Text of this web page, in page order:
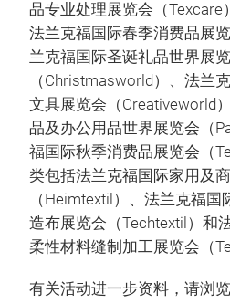
品专业处理展览会（
法兰克福国际春季消费品展
兰克福国际圣诞礼品世界展
（Christmasworld）、法兰
文具展览会（Creativeworld
品及办公用品世界展览会（
福国际秋季消费品展览会（
类包括法兰克福国际家用及
（Heimtextil）、法兰克福
造布展览会（Techtextil）和
柔性材料缝制加工展览会（
有关活动进一步资料，请浏览